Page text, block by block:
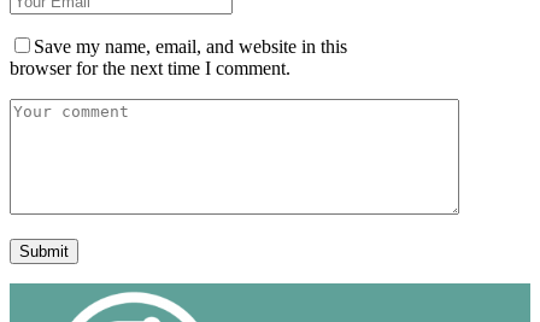
Save my name, email, and website in this
browser for the next time I comment.